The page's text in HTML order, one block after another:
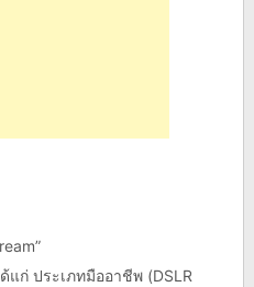
แก่ ประเภทมืออาชีพ (DSLR